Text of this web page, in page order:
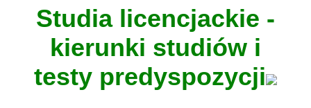
Studia licencjackie -
kierunki studiów i
testy predyspozycji